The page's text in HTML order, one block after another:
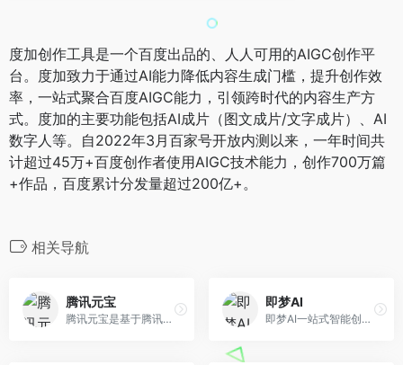
度加创作工具是一个百度出品的、人人可用的AIGC创作平
台。度加致力于通过AI能力降低内容生成门槛，提升创作效
率，一站式聚合百度AIGC能力，引领跨时代的内容生产方
式。度加的主要功能包括AI成片（图文成片/文字成片）、AI
数字人等。自2022年3月百家号开放内测以来，一年时间共
计超过45万+百度创作者使用AIGC技术能力，创作700万篇
+作品，百度累计分发量超过200亿+。
相关导航
腾讯元宝
腾讯元宝是基于腾讯混元大模型的AI应用，可以帮你写作绘画文案翻译编程搜索阅读总结的全能助手
即梦AI
即梦AI一站式智能创作平台，即刻造梦。提供AI绘画和AIGC视频创作体验，拥有激发无限创作灵感的社区。让即梦AI开启您的智能创作之旅，探索梦境实现的无限可能！